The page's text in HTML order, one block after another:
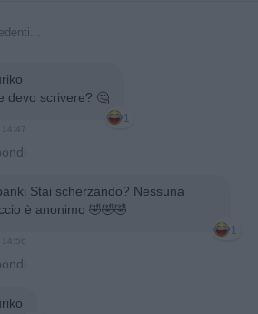
devo scrivere? 🤔
1
14:47
Stai scherzando? Nessuna
è anonimo 🤣🤣🤣
1